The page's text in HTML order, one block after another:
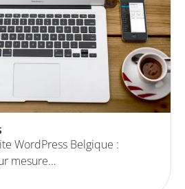
WordPress Belgique :
mesure…